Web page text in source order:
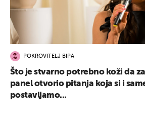
POKROVITELJ BIPA
Što je stvarno potrebno koži da
panel otvorio pitanja koja si i
postavljamo...